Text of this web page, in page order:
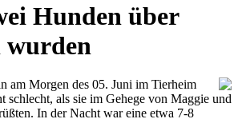
Hunden über
wurden
am Morgen des 05. Juni im Tierheim
schlecht, als sie im Gehege von Maggie und
In der Nacht war eine etwa 7-8